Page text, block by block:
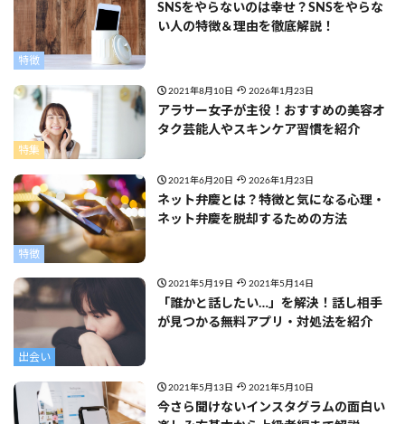
特徴
SNSをやらないのは幸せ？SNSをやらな
い人の特徴＆理由を徹底解説！
特集
2021年8月10日 2026年1月23日
アラサー女子が主役！おすすめの美容オ
タク芸能人やスキンケア習慣を紹介
特徴
2021年6月20日 2026年1月23日
ネット弁慶とは？特徴と気になる心理・
ネット弁慶を脱却するための方法
出会い
2021年5月19日 2021年5月14日
「誰かと話したい…」を解決！話し相手
が見つかる無料アプリ・対処法を紹介
2021年5月13日 2021年5月10日
今さら聞けないインスタグラムの面白い